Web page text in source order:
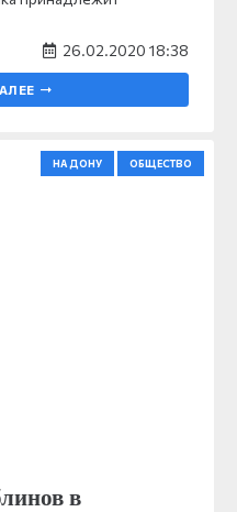
26.02.2020 18:38
НА ДОНУ ОБЩЕСТВО
в